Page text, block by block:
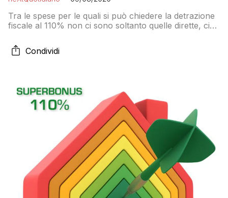
Tra le spese per le quali si può chiedere la detrazione
fiscale al 110% non ci sono soltanto quelle dirette, cioè
ristrutturazione. Sono compresi anche i costi per
i materiali, dalla mattonelle ai sanitari
Condividi